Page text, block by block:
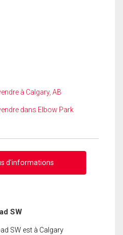
à Calgary, AB
dans Elbow Park
d'informations
SW
SW est à Calgary